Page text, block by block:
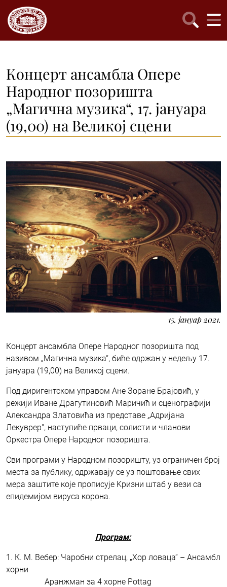
Концерт ансамбла Опере
Народног позоришта
„Магична музика“, 17. јануара
(19,00) на Великој сцени
15. јануар 2021.
Концерт ансамбла Опере Народног позоришта под
називом „Магична музика“, биће одржан у недељу 17.
јануара (19,00) на Великој сцени.
Под диригентском управом Ане Зоране Брајовић, у
режији Иване Драгутиновић Маричић и сценографији
Александра Златовића из представе „Адријана
Лекуврер", наступиће прваци, солисти и чланови
Оркестра Опере Народног позоришта.
Сви програми у Народном позоришту, уз ограничен број
места за публику, одржавају се уз поштовање свих
мера заштите које прописује Kризни штаб у вези са
епидемијом вируса корона.
Програм:
1. К. М. Вебер: Чаробни стрелац, „Хор ловаца“ – Ансамбл
хорни
Аранжман за 4 хорне Pottag